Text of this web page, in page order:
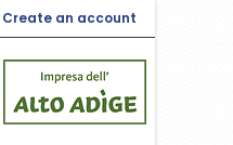
Create an account